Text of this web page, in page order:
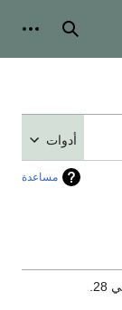
بحث
أدوات
مساعدة